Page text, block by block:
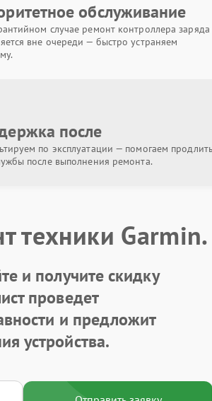
обслуживание
случае ремонт контроллера заряда
вне очереди — быстро устраняем
после
по эксплуатации — помогаем продлить
после выполнения ремонта.
техники Garmin.
и получите скидку
проведет
и предложит
устройства.